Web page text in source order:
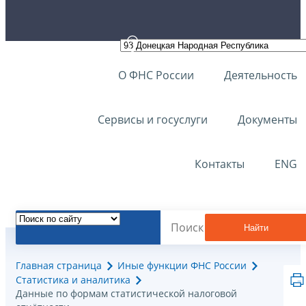
О ФНС России Деятельность
Сервисы и госуслуги Документы
Контакты ENG
Найти
Главная страница
Иные функции ФНС России
Статистика и аналитика
Данные по формам статистической налоговой